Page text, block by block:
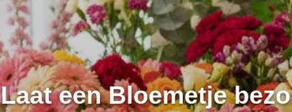
Laat een Bloemetje